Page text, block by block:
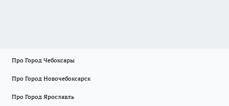
Про Город Чебоксары
Про Город Новочебоксарск
Про Город Ярославль